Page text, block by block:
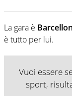
La gara è
è tutto per lui.
Vuoi essere
sport,